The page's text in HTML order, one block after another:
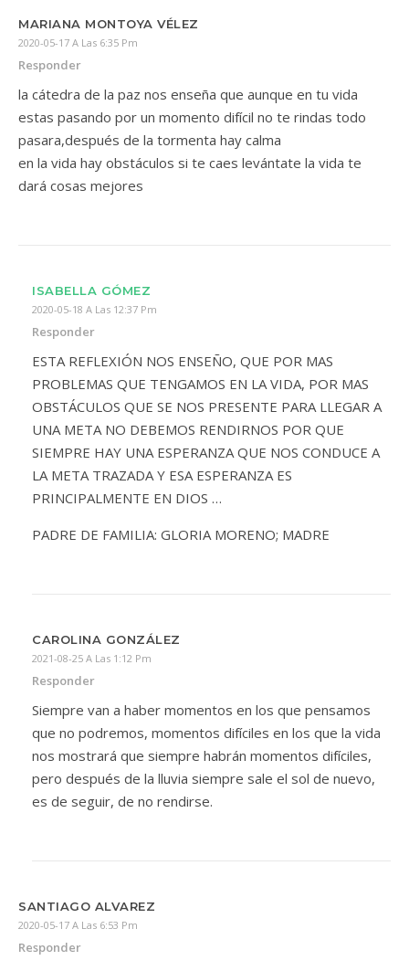
MARIANA MONTOYA VÉLEZ
2020-05-17 A Las 6:35 Pm
Responder
la cátedra de la paz nos enseña que aunque en tu vida
estas pasando por un momento difícil no te rindas todo
pasara,después de la tormenta hay calma
en la vida hay obstáculos si te caes levántate la vida te
dará cosas mejores
ISABELLA GÓMEZ
2020-05-18 A Las 12:37 Pm
Responder
ESTA REFLEXIÓN NOS ENSEÑO, QUE POR MAS
PROBLEMAS QUE TENGAMOS EN LA VIDA, POR MAS
OBSTÁCULOS QUE SE NOS PRESENTE PARA LLEGAR A
UNA META NO DEBEMOS RENDIRNOS POR QUE
SIEMPRE HAY UNA ESPERANZA QUE NOS CONDUCE A
LA META TRAZADA Y ESA ESPERANZA ES
PRINCIPALMENTE EN DIOS …
PADRE DE FAMILIA: GLORIA MORENO; MADRE
CAROLINA GONZÁLEZ
2021-08-25 A Las 1:12 Pm
Responder
Siempre van a haber momentos en los que pensamos
que no podremos, momentos difíciles en los que la vida
nos mostrará que siempre habrán momentos difíciles,
pero después de la lluvia siempre sale el sol de nuevo,
es de seguir, de no rendirse.
SANTIAGO ALVAREZ
2020-05-17 A Las 6:53 Pm
Responder